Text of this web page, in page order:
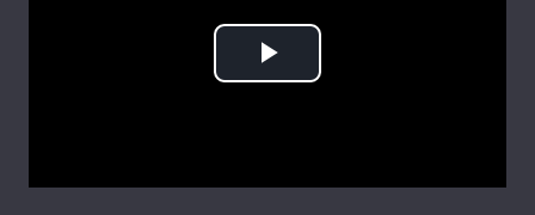
Play